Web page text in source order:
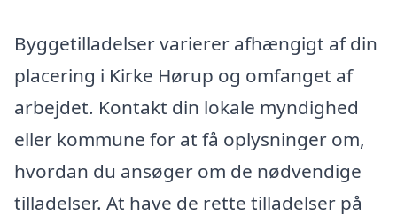
Byggetilladelser varierer afhængigt af din
placering i Kirke Hørup og omfanget af
arbejdet. Kontakt din lokale myndighed
eller kommune for at få oplysninger om,
hvordan du ansøger om de nødvendige
tilladelser. At have de rette tilladelser på